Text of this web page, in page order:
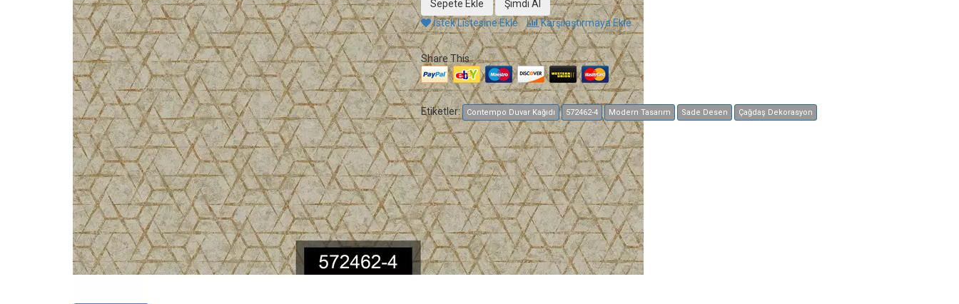
İstek Listesine Ekle Karşılaştırmaya Ekle
Share This
Etiketler: Contempo Duvar Kağıdı 572462-4 Modern Tasarım Sade Desen Çağdaş Dekorasyon